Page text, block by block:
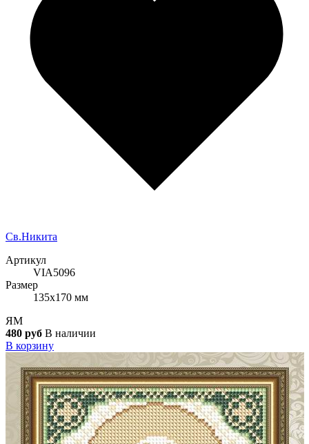
Cв.Никита
Артикул
VIA5096
Размер
135x170 мм
ЯМ
480 руб В наличии
В корзину